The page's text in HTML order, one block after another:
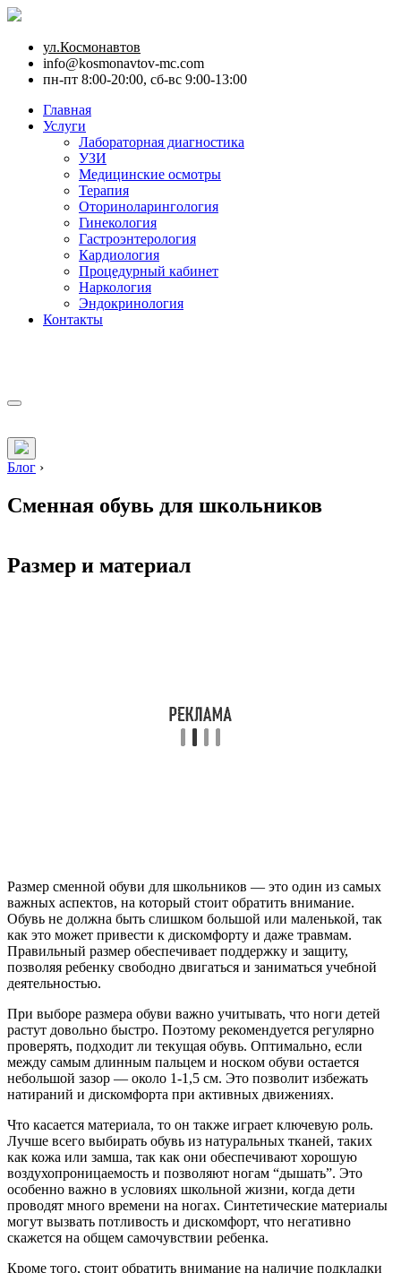
ул.Космонавтов
info@kosmonavtov-mc.com
пн-пт 8:00-20:00, сб-вс 9:00-13:00
Главная
Услуги
Лабораторная диагностика
УЗИ
Медицинские осмотры
Терапия
Оториноларингология
Гинекология
Гастроэнтерология
Кардиология
Процедурный кабинет
Наркология
Эндокринология
Контакты
Блог ›
Сменная обувь для школьников
Размер и материал
Размер сменной обуви для школьников — это один из самых
важных аспектов, на который стоит обратить внимание.
Обувь не должна быть слишком большой или маленькой, так
как это может привести к дискомфорту и даже травмам.
Правильный размер обеспечивает поддержку и защиту,
позволяя ребенку свободно двигаться и заниматься учебной
деятельностью.
При выборе размера обуви важно учитывать, что ноги детей
растут довольно быстро. Поэтому рекомендуется регулярно
проверять, подходит ли текущая обувь. Оптимально, если
между самым длинным пальцем и носком обуви остается
небольшой зазор — около 1-1,5 см. Это позволит избежать
натираний и дискомфорта при активных движениях.
Что касается материала, то он также играет ключевую роль.
Лучше всего выбирать обувь из натуральных тканей, таких
как кожа или замша, так как они обеспечивают хорошую
воздухопроницаемость и позволяют ногам “дышать”. Это
особенно важно в условиях школьной жизни, когда дети
проводят много времени на ногах. Синтетические материалы
могут вызвать потливость и дискомфорт, что негативно
скажется на общем самочувствии ребенка.
Кроме того, стоит обратить внимание на наличие подкладки